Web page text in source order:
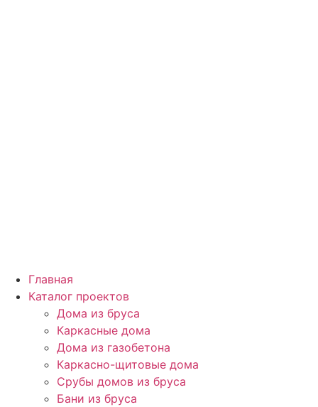
Главная
Каталог проектов
Дома из бруса
Каркасные дома
Дома из газобетона
Каркасно-щитовые дома
Срубы домов из бруса
Бани из бруса